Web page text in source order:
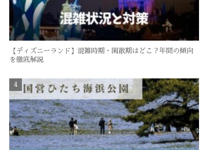
【ディズニーランド】混雑時期・閑散期はどこ？年間の傾向
を徹底解説